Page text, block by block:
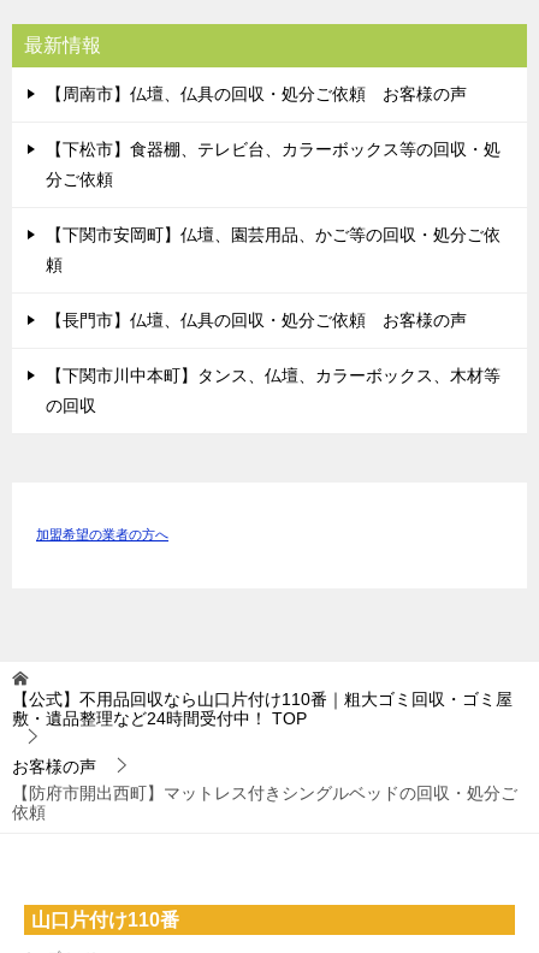
最新情報
【周南市】仏壇、仏具の回収・処分ご依頼 お客様の声
【下松市】食器棚、テレビ台、カラーボックス等の回収・処
分ご依頼
【下関市安岡町】仏壇、園芸用品、かご等の回収・処分ご依
頼
【長門市】仏壇、仏具の回収・処分ご依頼 お客様の声
【下関市川中本町】タンス、仏壇、カラーボックス、木材等
の回収
加盟希望の業者の方へ
【公式】不用品回収なら山口片付け110番｜粗大ゴミ回収・ゴミ屋
敷・遺品整理など24時間受付中！
TOP
お客様の声
【防府市開出西町】マットレス付きシングルベッドの回収・処分ご
依頼
山口片付け110番